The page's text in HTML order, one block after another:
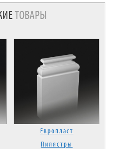
ТОВАРЫ
Европласт
Пилястры